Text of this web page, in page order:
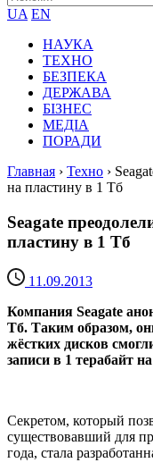
UA EN
НАУКА
ТЕХНО
БЕЗПЕКА
ДЕРЖАВА
БІЗНЕС
МЕДІА
ПОРАДИ
Главная › Техно ›
на пластину в 1 Тб
Seagate
пластину в 1 Тб
11.09.2013
Компания Seagate
Тб. Таким образом,
жёстких дисков
записи в 1 терабайт
Секретом, который
существовавший для
года, стала